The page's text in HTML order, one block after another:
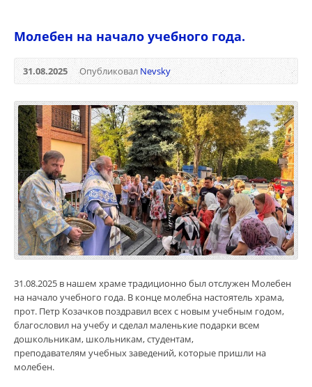
Молебен на начало учебного года.
31.08.2025 ОпубликовалNevsky
31.08.2025 в нашем храме традиционно был отслужен Молебен
на начало учебного года. В конце молебна настоятель храма,
прот. Петр Козачков поздравил всех с новым учебным годом,
благословил на учебу и сделал маленькие подарки всем
дошкольникам, школьникам, студентам,
преподавателям учебных заведений, которые пришли на
молебен.